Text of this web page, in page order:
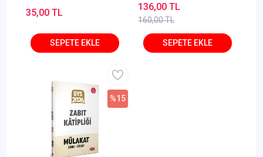
Kolcu 4T Yayınları
35,00 TL
160,00 TL
136,00 TL
%15